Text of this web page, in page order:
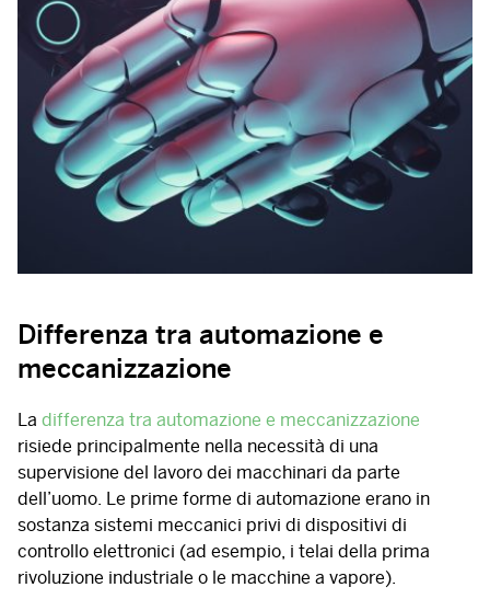
Differenza tra automazione e
meccanizzazione
La differenza tra automazione e meccanizzazione
risiede principalmente nella necessità di una
supervisione del lavoro dei macchinari da parte
dell’uomo. Le prime forme di automazione erano in
sostanza sistemi meccanici privi di dispositivi di
controllo elettronici (ad esempio, i telai della prima
rivoluzione industriale o le macchine a vapore).